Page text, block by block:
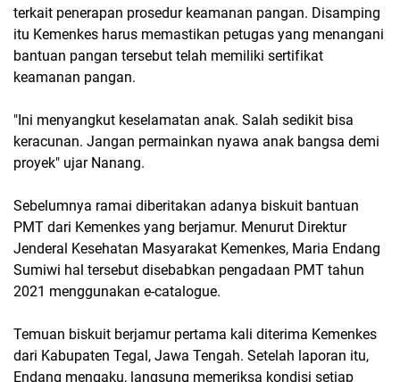
terkait penerapan prosedur keamanan pangan. Disamping
itu Kemenkes harus memastikan petugas yang menangani
bantuan pangan tersebut telah memiliki sertifikat
keamanan pangan.
"Ini menyangkut keselamatan anak. Salah sedikit bisa
keracunan. Jangan permainkan nyawa anak bangsa demi
proyek" ujar Nanang.
Sebelumnya ramai diberitakan adanya biskuit bantuan
PMT dari Kemenkes yang berjamur. Menurut Direktur
Jenderal Kesehatan Masyarakat Kemenkes, Maria Endang
Sumiwi hal tersebut disebabkan pengadaan PMT tahun
2021 menggunakan e-catalogue.
Temuan biskuit berjamur pertama kali diterima Kemenkes
dari Kabupaten Tegal, Jawa Tengah. Setelah laporan itu,
Endang mengaku, langsung memeriksa kondisi setiap